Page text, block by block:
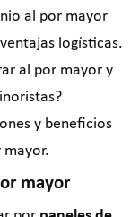
al por mayor
logísticas.
al por mayor y
y beneficios
mayor.
mayor